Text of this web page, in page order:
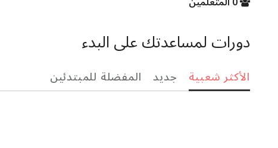
دورات لمساعدتك على البدء
الأكثر شعبية جديد المفضلة للمبتدئين